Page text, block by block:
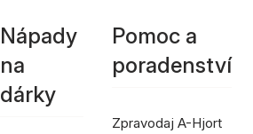
Nápady
na
dárky
Pomoc a
poradenství
Zpravodaj A-Hjort